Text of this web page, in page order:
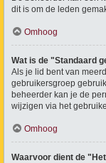
dit is om de leden
Omhoog
Wat is de "Standaard
Als je lid bent van
gebruikersgroep
beheerder kan je de
wijzigen via het
Omhoog
Waarvoor dient de